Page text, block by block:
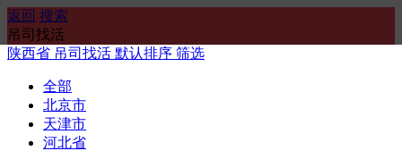
返回 搜索
吊司找活
陕西省 吊司找活 默认排序 筛选
全部
北京市
天津市
河北省